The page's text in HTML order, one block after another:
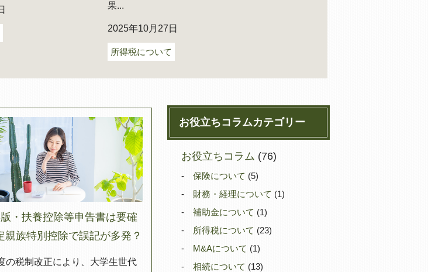
果...
2025年10月27日
所得税について
・扶養控除等申告書は要確
親族特別控除で誤記が多発？
の税制改正により、大学生世代
お役立ちコラムカテゴリー
お役立ちコラム (76)
保険について (5)
財務・経理について (1)
補助金について (1)
所得税について (23)
M&Aについて (1)
相続について (13)